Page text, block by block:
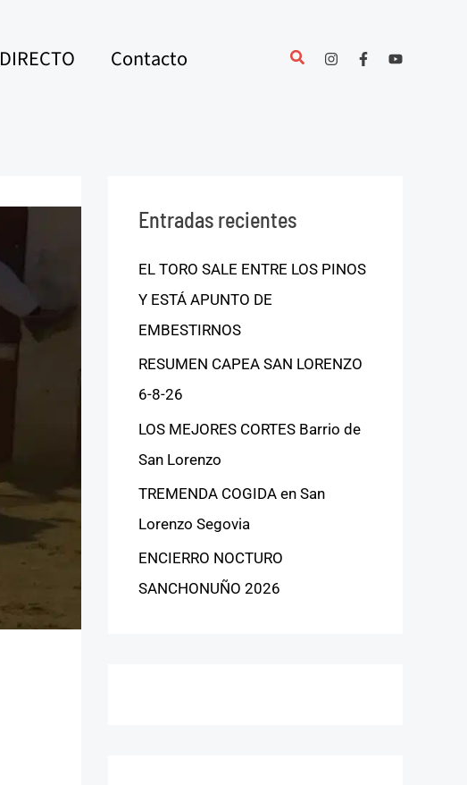
DIRECTO Contacto
Entradas recientes
EL TORO SALE ENTRE LOS PINOS
Y ESTÁ APUNTO DE
EMBESTIRNOS
RESUMEN CAPEA SAN LORENZO
6-8-26
LOS MEJORES CORTES Barrio de
San Lorenzo
TREMENDA COGIDA en San
Lorenzo Segovia
ENCIERRO NOCTURO
SANCHONUÑO 2026